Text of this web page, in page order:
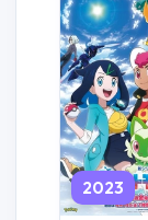
2023